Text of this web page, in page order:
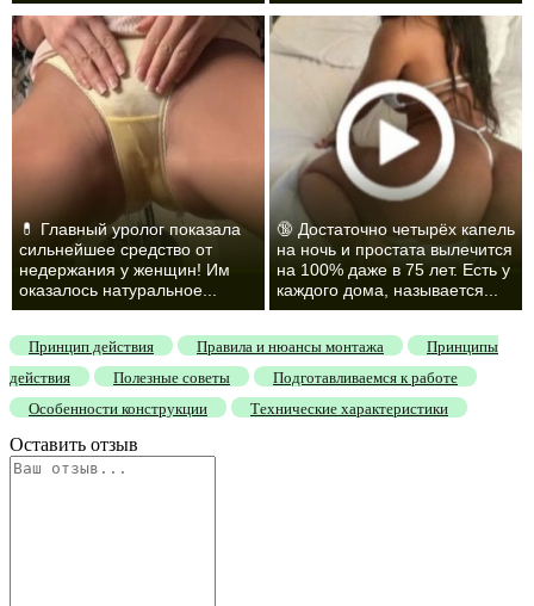
💊 Главный уролог показала
сильнейшее средство от
недержания у женщин! Им
оказалось натуральное...
🔞 Достаточно четырёх капель
на ночь и простата вылечится
на 100% даже в 75 лет. Есть у
каждого дома, называется...
Принцип действия Правила и нюансы монтажа
Принципы
действия
Полезные советы
Подготавливаемся к работе
Особенности конструкции
Технические характеристики
Оставить отзыв